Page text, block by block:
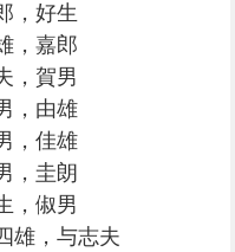
，好生
，嘉郎
，賀男
，由雄
，佳雄
，圭朗
，俶男
雄，与志夫